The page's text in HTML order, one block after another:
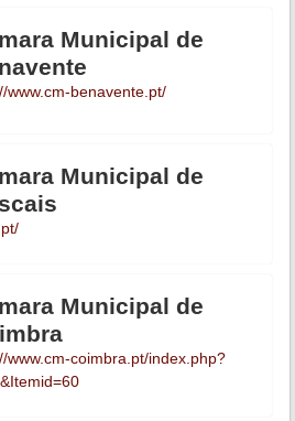
Municipal de
www.cm-benavente.pt/
Municipal de
Municipal de
www.cm-coimbra.pt/index.php?